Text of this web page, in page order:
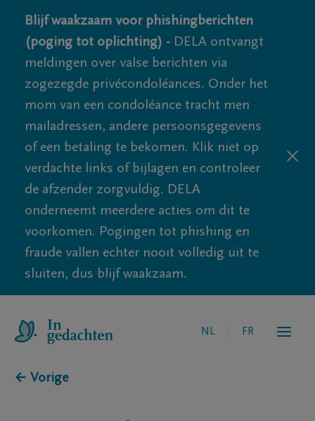
Blijf waakzaam voor phishingberichten
(poging tot oplichting) - DELA ontvangt
meldingen over valse berichten via
zogezegde privécondoléances. Onder het
mom van een condoléance tracht men
mailadressen, andere persoonsgegevens
of een betaling te bekomen. Klik niet op
verdachte links of bijlagen en controleer
de afzender zorgvuldig. DELA
onderneemt meerdere acties om dit te
voorkomen. Pogingen tot phishing en
fraude vallen echter nooit volledig uit te
sluiten, dus blijf waakzaam.
NL FR
← Vorige